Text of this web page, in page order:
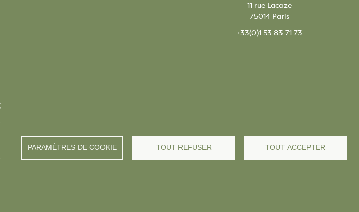
11 rue Lacaze
75014 Paris
+33(0)1 53 83 71 73
© FREDON 2019 -Mentions légales
PARAMÈTRES DE COOKIE TOUT REFUSER TOUT ACCEPTER